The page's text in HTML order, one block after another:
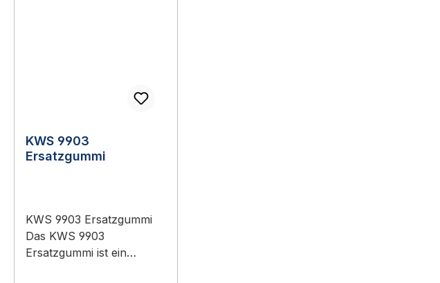
KWS 9903
Ersatzgummi
KWS 9903 Ersatzgummi
Das KWS 9903
Ersatzgummi ist ein